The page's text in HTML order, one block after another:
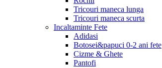
Tricouri maneca lunga
Tricouri maneca scurta
Incaltaminte Fete
Adidasi
Botosei&papuci 0-2 ani fete
Cizme & Ghete
Pantofi